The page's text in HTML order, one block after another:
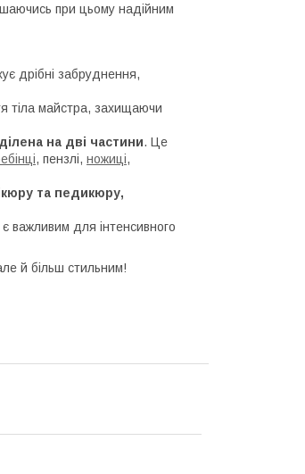
при цьому надійним
дрібні забруднення,
тіла майстра, захищаючи
на дві частини. Це
, пензлі, ножиці,
та педикюру,
важливим для інтенсивного
й більш стильним!